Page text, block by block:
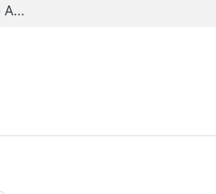
Especialidad en Diseño Ambiental